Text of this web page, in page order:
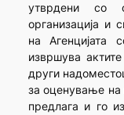
утврдени со
организација и
на Агенцијата
извршува
други
за оценување на
предлага и го